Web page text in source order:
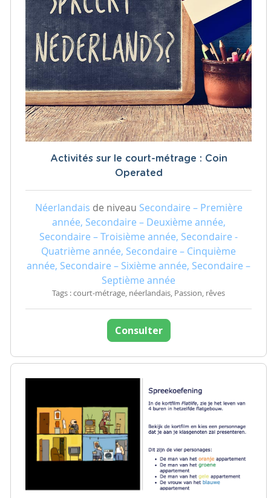
Activités sur le court-métrage : Coin
Operated
Néerlandais de niveau Secondaire – Première
année, Secondaire – Deuxième année,
Secondaire – Troisième année, Secondaire -
Quatrième année, Secondaire – Cinquième
année, Secondaire – Sixième année, Secondaire –
Septième année
Tags : court-métrage, néerlandais, Passion, rêves
Consulter